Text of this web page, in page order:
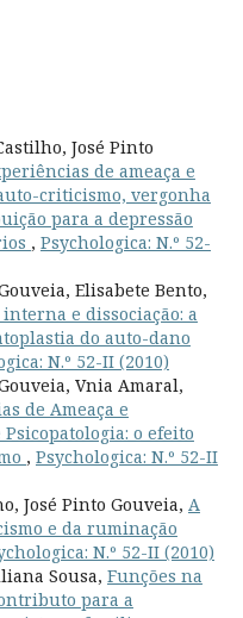
José Pinto
de ameaça e
criticismo, vergonha
para a depressão
, Psychologica: N.º 52-
Elisabete Bento,
e dissociação: a
do auto-dano
N.º 52-II (2010)
Vnia Amaral,
de Ameaça e
o efeito
, Psychologica: N.º 52-II
José Pinto Gouveia, A
e da ruminação
N.º 52-II (2010)
Sousa, Funções na
para a